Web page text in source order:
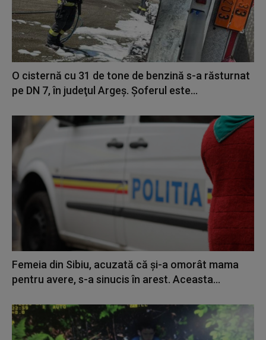
O cisternă cu 31 de tone de benzină s-a răsturnat
pe DN 7, în judeţul Argeş. Șoferul este...
Femeia din Sibiu, acuzată că şi-a omorât mama
pentru avere, s-a sinucis în arest. Aceasta...